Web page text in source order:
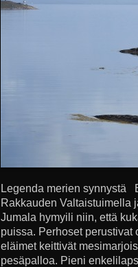
Legenda merien synnystä
Rakkauden Valtaistuimella
Jumala hymyili niin, että
puissa. Perhoset perustivat
eläimet keittivät
pesäpalloa. Pieni